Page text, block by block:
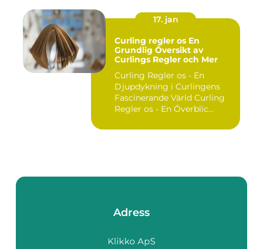
17. jan
Curling regler os En
Grundlig Översikt av
Curlings Regler och Mer
Curling Regler os - En
Djupdykning i Curlingens
Fascinerande Värld Curling
Regler os - En Överblic...
Adress